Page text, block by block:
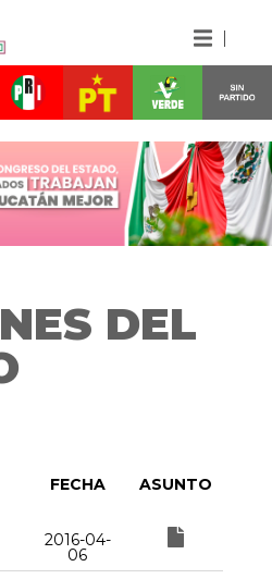
DEL
FECHA ASUNTO
2016-04-
06